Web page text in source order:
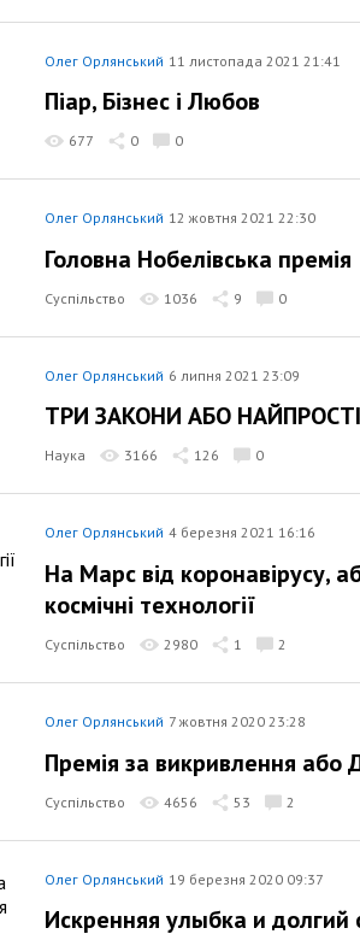
Олег Орлянський 11 листопада 2021 21:41
Піар, Бізнес і Любов
677 0 0
Олег Орлянський 12 жовтня 2021 22:30
Головна Нобелівська премія
Суспільство 1036 9 0
Олег Орлянський 6 липня 2021 23:09
ТРИ ЗАКОНИ АБО
Наука 3166 126 0
Олег Орлянський 4 березня 2021 16:16
На Марс від коронавірусу,
космічні технології
Суспільство 2980 1 2
Олег Орлянський 7 жовтня 2020 23:28
Премія за викривлення або
Суспільство 4656 53 2
Олег Орлянський 19 березня 2020 09:37
Искренняя улыбка и